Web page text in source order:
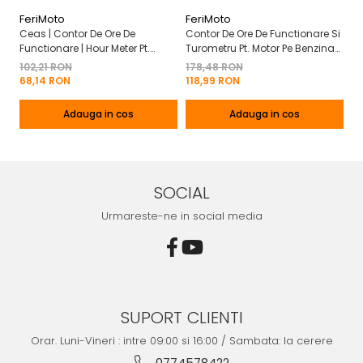
FeriMoto
Ceas | Contor De Ore De
Functionare | Hour Meter Pt.
Motor Pe Benzina 2T | 4T
102,21 RON
68,14 RON
Adauga in cos
FeriMoto
Contor De Ore De Functionare Si
Turometru Pt. Motor Pe Benzina
2T | 4T Cu Capac De Baterie
178,48 RON
118,99 RON
Adauga in cos
SOCIAL
Urmareste-ne in social media
SUPORT CLIENTI
Orar. Luni-Vineri : intre 09:00 si 16:00 / Sambata: la cerere